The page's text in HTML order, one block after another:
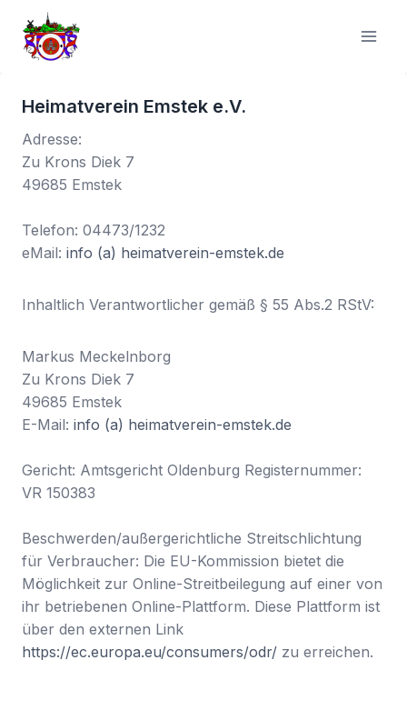
Inhalt
springen
Heimatverein Emstek e.V.
Adresse:
Zu Krons Diek 7
49685 Emstek
Telefon: 04473/1232
eMail: info (a) heimatverein-emstek.de
Inhaltlich Verantwortlicher gemäß § 55 Abs.2 RStV:
Markus Meckelnborg
Zu Krons Diek 7
49685 Emstek
E-Mail: info (a) heimatverein-emstek.de
Gericht: Amtsgericht Oldenburg Registernummer:
VR 150383
Beschwerden/außergerichtliche Streitschlichtung
für Verbraucher: Die EU-Kommission bietet die
Möglichkeit zur Online-Streitbeilegung auf einer von
ihr betriebenen Online-Plattform. Diese Plattform ist
über den externen Link
https://ec.europa.eu/consumers/odr/ zu erreichen.